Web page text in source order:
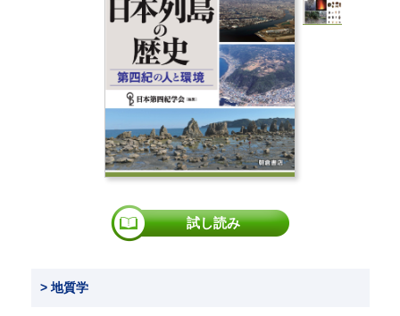
試し読み
> 地質学